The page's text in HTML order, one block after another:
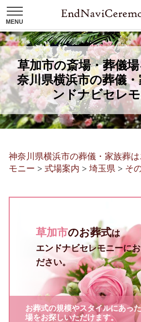
草加市の斎場・葬儀
奈川県横浜市の葬儀
ンドナビセレ
神奈川県横浜市の葬儀・家族葬
モニー > 式場案内 > 埼玉県 > そ
草加市のお葬式は
エンドナビセレモニーに
ださい。
お葬式の規模やスタイルにあっ
場をお探しいただけます。